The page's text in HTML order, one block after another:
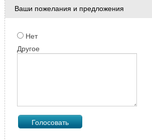
Ваши пожелания и предложения
Нет
Другое